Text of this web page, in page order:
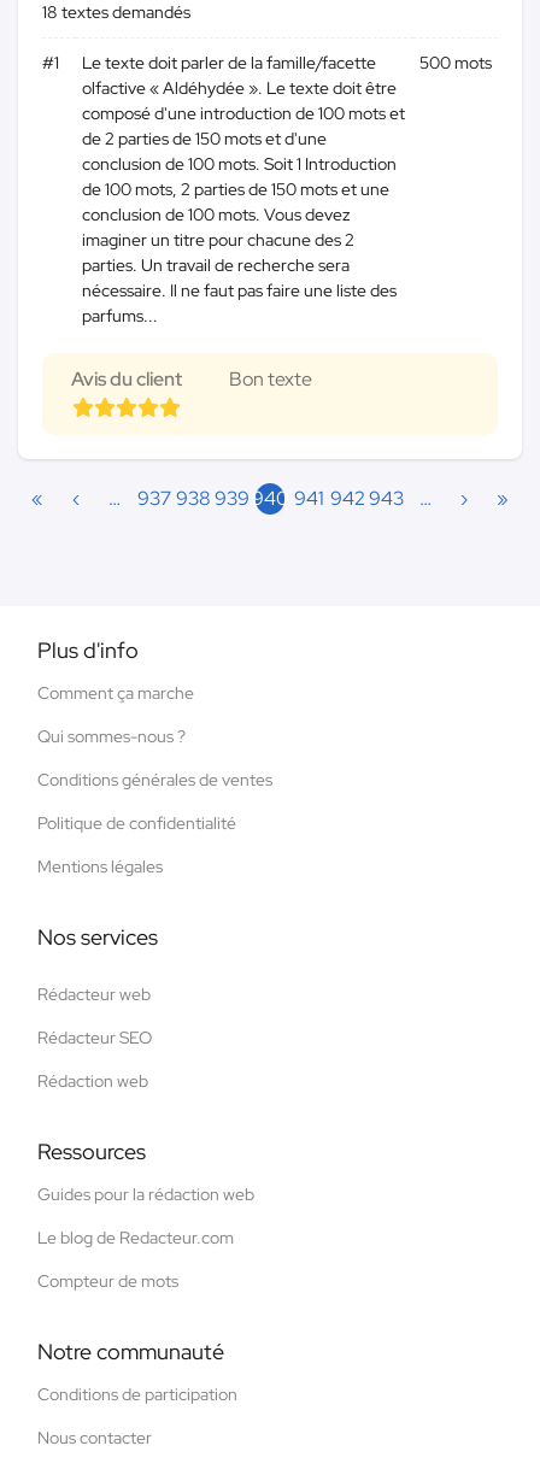
18 textes demandés
#1
Le texte doit parler de la famille/facette
olfactive « Aldéhydée ». Le texte doit être
composé d'une introduction de 100 mots et
de 2 parties de 150 mots et d'une
conclusion de 100 mots. Soit 1 Introduction
de 100 mots, 2 parties de 150 mots et une
conclusion de 100 mots. Vous devez
imaginer un titre pour chacune des 2
parties. Un travail de recherche sera
nécessaire. Il ne faut pas faire une liste des
parfums...
500 mots
Avis du client Bon texte
« ‹ … 937938939 940 941 942943 … › »
Plus d'info
Comment ça marche
Qui sommes-nous ?
Conditions générales de ventes
Politique de confidentialité
Mentions légales
Nos services
Rédacteur web
Rédacteur SEO
Rédaction web
Ressources
Guides pour la rédaction web
Le blog de Redacteur.com
Compteur de mots
Notre communauté
Conditions de participation
Nous contacter